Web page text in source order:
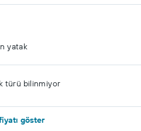
yatak
türü bilinmiyor
göster